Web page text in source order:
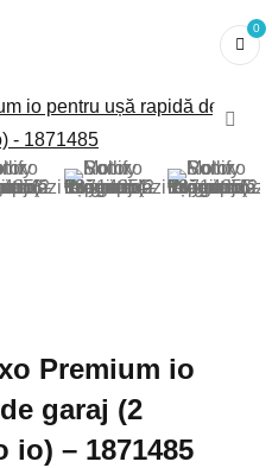
0
Premium io
garaj (2
io) – 1871485